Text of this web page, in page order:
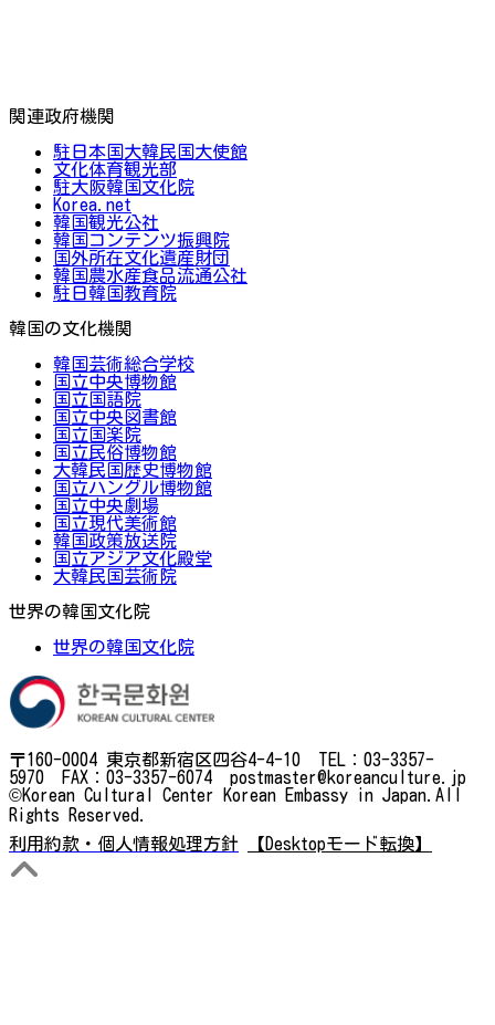
関連政府機関
駐日本国大韓民国大使館
文化体育観光部
駐大阪韓国文化院
Korea.net
韓国観光公社
韓国コンテンツ振興院
国外所在文化遺産財団
韓国農水産食品流通公社
駐日韓国教育院
韓国の文化機関
韓国芸術総合学校
国立中央博物館
国立国語院
国立中央図書館
国立国楽院
国立民俗博物館
大韓民国歴史博物館
国立ハングル博物館
国立中央劇場
国立現代美術館
韓国政策放送院
国立アジア文化殿堂
大韓民国芸術院
世界の韓国文化院
世界の韓国文化院
〒160-0004 東京都新宿区四谷4-4-10 TEL：03-3357-
5970 FAX：03-3357-6074 postmaster@koreanculture.jp
©Korean Cultural Center Korean Embassy in Japan.All
Rights Reserved.
利用約款・個人情報処理方針
【Desktopモード転換】